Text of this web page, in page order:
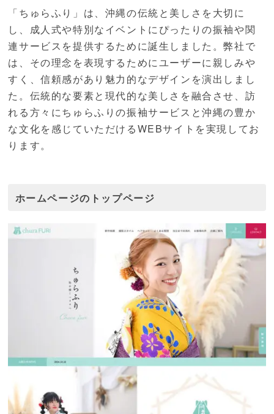
「ちゅらふり」は、沖縄の伝統と美しさを大切に
し、成人式や特別なイベントにぴったりの振袖や関
連サービスを提供するために誕生しました。弊社で
は、その理念を表現するためにユーザーに親しみや
すく、信頼感があり魅力的なデザインを演出しまし
た。伝統的な要素と現代的な美しさを融合させ、訪
れる方々にちゅらふりの振袖サービスと沖縄の豊か
な文化を感じていただけるWEBサイトを実現してお
ります。
ホームページのトップページ